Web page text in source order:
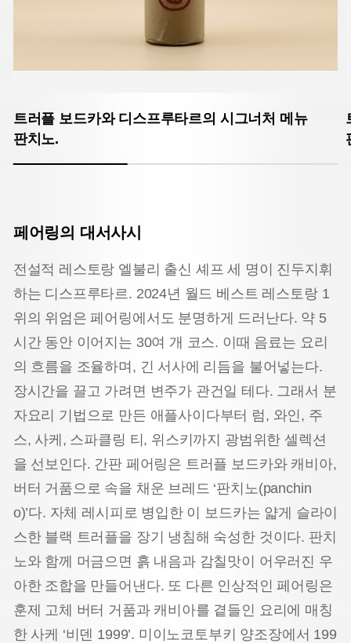
트러플 보드카와 디스프루타르의 시그너처 메뉴
판치노.
페어링의 대서사시
전설적 레스토랑 엘불리 출신 셰프 세 명이 진두지휘
하는 디스프루타르. 2024년 월드 베스트 레스토랑 1
위의 위엄은 페어링에서도 분명하게 드러난다. 약 5
시간 동안 이어지는 30여 개 코스. 이때 음료는 요리
의 흐름을 조율하며, 긴 서사에 리듬을 불어넣는다.
장시간을 끌고 가려면 변주가 관건일 테다. 그래서 분
자요리 기법으로 만든 애플사이다부터 럼, 와인, 주
스, 사케, 스파클링 티, 위스키까지 광범위한 셀렉션
을 선보인다. 간판 페어링은 트러플 보드카와 캐비아,
버터 거품으로 속을 채운 브레드 ‘판치노(panchin
o)’다. 자체 레시피로 병입한 이 보드카는 얇게 슬라이
스한 블랙 트러플을 장기 냉침해 숙성한 것이다. 판치
노와 함께 머금으면 흙 내음과 감칠맛이 어우러진 우
아한 조합을 만들어낸다. 또 다른 인상적인 페어링은
훈제 고체 버터 거품과 캐비아를 곁들인 요리에 매칭
한 사케 ‘비덴 1999’. 미이노코토부키 양조장에서 199